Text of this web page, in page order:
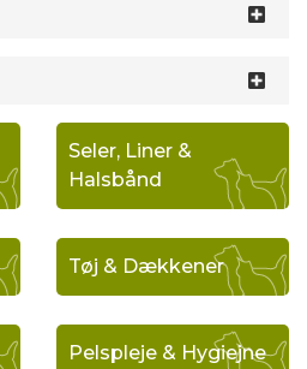
Seler, Liner &
Halsbånd
Tøj & Dækkener
Pelspleje & Hygiejne